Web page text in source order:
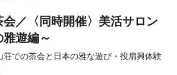
／〈同時開催〉美活サロン
遊編～
荘での茶会と日本の雅な遊び・投扇興体験